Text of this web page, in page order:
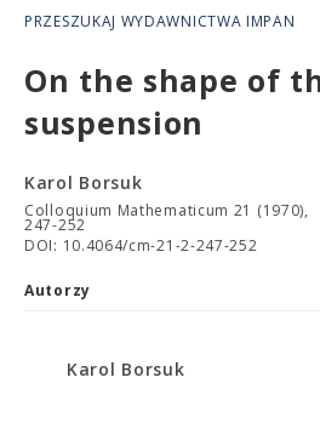
PRZESZUKAJ WYDAWNICTWA IMPAN
On the shape of
suspension
Karol Borsuk
Colloquium Mathematicum 21 (1970),
247-252
DOI: 10.4064/cm-21-2-247-252
Autorzy
Karol Borsuk